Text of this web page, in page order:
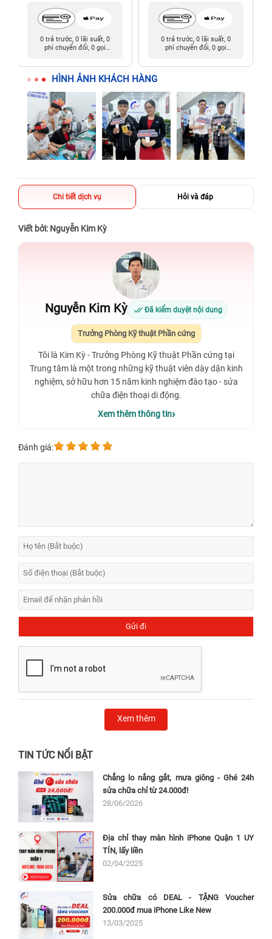
0 trả trước, 0 lãi suất, 0
phí chuyển đổi, 0 gọi
0 trả trước, 0 lãi suất, 0
phí chuyển đổi, 0 gọi
HÌNH ẢNH KHÁCH HÀNG
Chi tiết dịch vụ Hỏi và đáp
Viết bởi: Nguyễn Kim Kỳ
Nguyễn Kim Kỳ Đã kiểm duyệt nội dung
Trưởng Phòng Kỹ thuật Phần cứng
Tôi là Kim Kỳ - Trưởng Phòng Kỹ thuật Phần cứng tại
Trung tâm là một trong những kỹ thuật viên dày dặn kinh
nghiệm, sở hữu hơn 15 năm kinh nghiệm đào tạo - sửa
chữa điện thoại di động.
Xem thêm thông tin
Đánh giá:
Xem thêm
TIN TỨC NỔI BẬT
Chẳng lo nắng gắt, mưa giông - Ghé 24h
sửa chữa chỉ từ 24.000đ!
28/06/2026
Địa chỉ thay màn hình iPhone Quận 1 UY
TÍN, lấy liền
02/04/2025
Sửa chữa có DEAL - TẶNG Voucher
200.000đ mua iPhone Like New
13/03/2025